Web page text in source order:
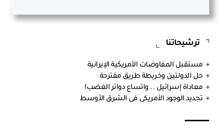
ترشيحاتنا
مستقبل المفاوضات الأمريكية الإيرانية
حل الدولتين وخريطة طريق مقترحة
معاداة إسرائيل .. واتساع دوائر الغضب!
تجديد الوجود الأمريكى فى الشرق الأوسط